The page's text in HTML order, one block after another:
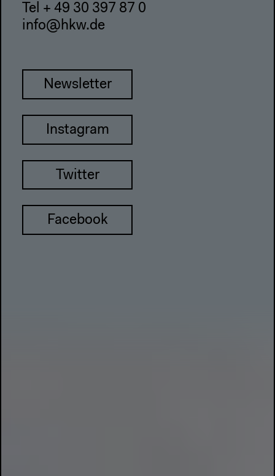
Tel + 49 30 397 87 0
info@hkw.de
Newsletter
Instagram
Twitter
Facebook